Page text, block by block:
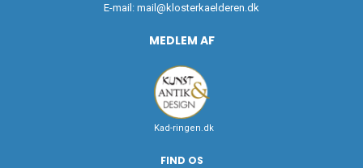
E-mail: mail@klosterkaelderen.dk
MEDLEM AF
Kad-ringen.dk
FIND OS